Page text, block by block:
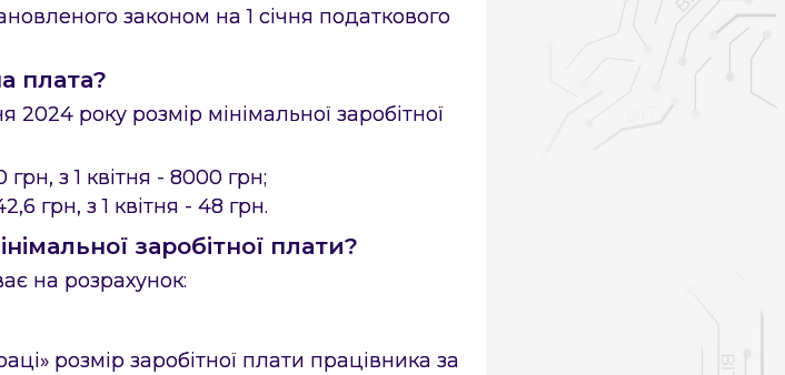
законом на 1 січня податкового
плата?
2024 року розмір мінімальної заробітної
грн, з 1 квітня - 8000 грн;
грн, з 1 квітня - 48 грн.
заробітної плати?
на розрахунок:
розмір заробітної плати працівника за